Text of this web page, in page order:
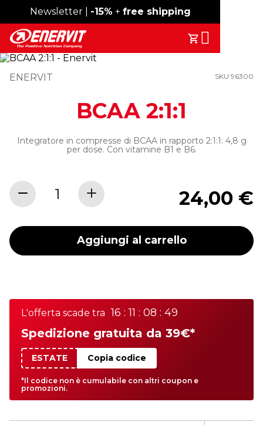
Spedizione gratuita sopra i 49€
Newsletter | -15% + free shipping
Il Tuo
Search
ENERVIT SKU 96300
BCAA 2:1:1
Integratore in compresse di BCAA in rapporto 2:1:1: 4,8 g
per dose. Con vitamine B1 e B6.
24,00 €
Aggiungi al carrello
L'offerta scade tra 16 : 11 : 08 : 49
Spedizione gratuita da 39€*
ESTATE Copia codice
*Il codice non è cumulabile con altri coupon e
promozioni.